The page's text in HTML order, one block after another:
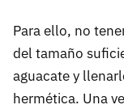
Para ello, no
del tamaño
aguacate y
hermética. Una